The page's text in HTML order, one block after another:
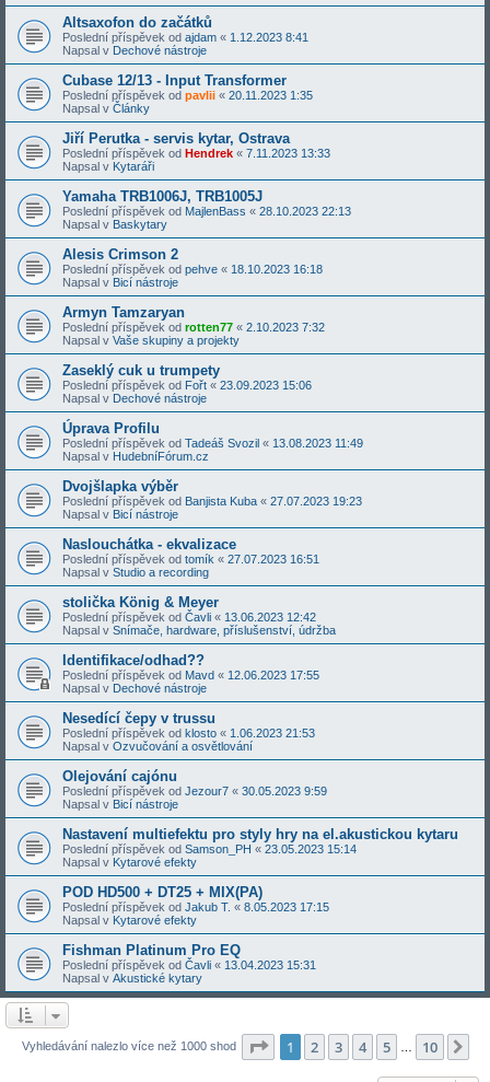
Altsaxofon do začátků
Poslední příspěvek od ajdam « 1.12.2023 8:41
Napsal v Dechové nástroje
Cubase 12/13 - Input Transformer
Poslední příspěvek od pavlii « 20.11.2023 1:35
Napsal v Články
Jiří Perutka - servis kytar, Ostrava
Poslední příspěvek od Hendrek « 7.11.2023 13:33
Napsal v Kytaráři
Yamaha TRB1006J, TRB1005J
Poslední příspěvek od MajlenBass « 28.10.2023 22:13
Napsal v Baskytary
Alesis Crimson 2
Poslední příspěvek od pehve « 18.10.2023 16:18
Napsal v Bicí nástroje
Armyn Tamzaryan
Poslední příspěvek od rotten77 « 2.10.2023 7:32
Napsal v Vaše skupiny a projekty
Zaseklý cuk u trumpety
Poslední příspěvek od Fořt « 23.09.2023 15:06
Napsal v Dechové nástroje
Úprava Profilu
Poslední příspěvek od Tadeáš Svozil « 13.08.2023 11:49
Napsal v HudebníFórum.cz
Dvojšlapka výběr
Poslední příspěvek od Banjista Kuba « 27.07.2023 19:23
Napsal v Bicí nástroje
Naslouchátka - ekvalizace
Poslední příspěvek od tomík « 27.07.2023 16:51
Napsal v Studio a recording
stolička König & Meyer
Poslední příspěvek od Čavli « 13.06.2023 12:42
Napsal v Snímače, hardware, příslušenství, údržba
Identifikace/odhad??
Poslední příspěvek od Mavd « 12.06.2023 17:55
Napsal v Dechové nástroje
Nesedící čepy v trussu
Poslední příspěvek od klosto « 1.06.2023 21:53
Napsal v Ozvučování a osvětlování
Olejování cajónu
Poslední příspěvek od Jezour7 « 30.05.2023 9:59
Napsal v Bicí nástroje
Nastavení multiefektu pro styly hry na el.akustickou kytaru
Poslední příspěvek od Samson_PH « 23.05.2023 15:14
Napsal v Kytarové efekty
POD HD500 + DT25 + MIX(PA)
Poslední příspěvek od Jakub T. « 8.05.2023 17:15
Napsal v Kytarové efekty
Fishman Platinum Pro EQ
Poslední příspěvek od Čavli « 13.04.2023 15:31
Napsal v Akustické kytary
Vyhledávání nalezlo více než 1000 shod Stránka z 10
1 2 3 4 5 10